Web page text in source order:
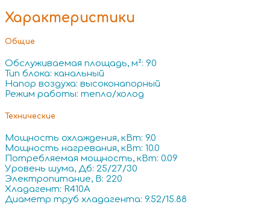
Характеристики
Общие
Обслуживаемая площадь, м²: 90
Тип блока: канальный
Напор воздуха: высоконапорный
Режим работы: тепло/холод
Технические
Мощность охлаждения, кВт: 9.0
Мощность нагревания, кВт: 10.0
Потребляемая мощность, кВт: 0.09
Уровень шума, Дб: 25/27/30
Электропитание, В: 220
Хладагент: R410A
Диаметр труб хладагента: 9.52/15.88